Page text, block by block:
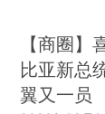
【商圈
比亚新总
翼又一员